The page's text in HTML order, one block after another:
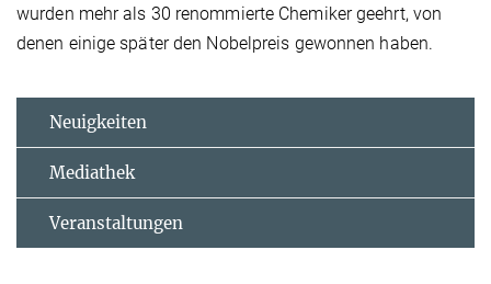
wurden mehr als 30 renommierte Chemiker geehrt, von
denen einige später den Nobelpreis gewonnen haben.
Neuigkeiten
Mediathek
Veranstaltungen